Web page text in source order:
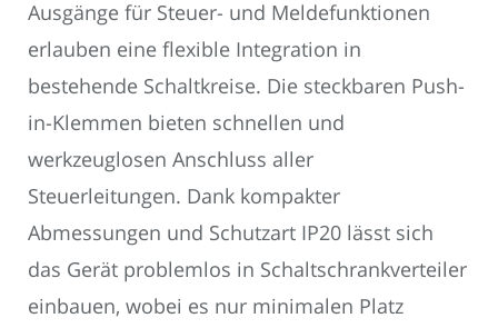
Ausgänge für Steuer- und Meldefunktionen
erlauben eine flexible Integration in
bestehende Schaltkreise. Die steckbaren Push-
in-Klemmen bieten schnellen und
werkzeuglosen Anschluss aller
Steuerleitungen. Dank kompakter
Abmessungen und Schutzart IP20 lässt sich
das Gerät problemlos in Schaltschrankverteiler
einbauen, wobei es nur minimalen Platz